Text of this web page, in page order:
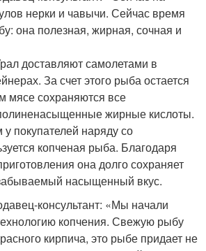
нерки и чавычи. Сейчас время
она полезная, жирная, сочная и
доставляют самолетами в
За счет этого рыба остается
мясе сохраняются все
жирные кислоты.
покупателей наряду со
копченая рыба. Благодаря
она долго сохраняет
насыщенный вкус.
консультант: «Мы начали
копчения. Свежую рыбу
кирпича, это рыбе придает не